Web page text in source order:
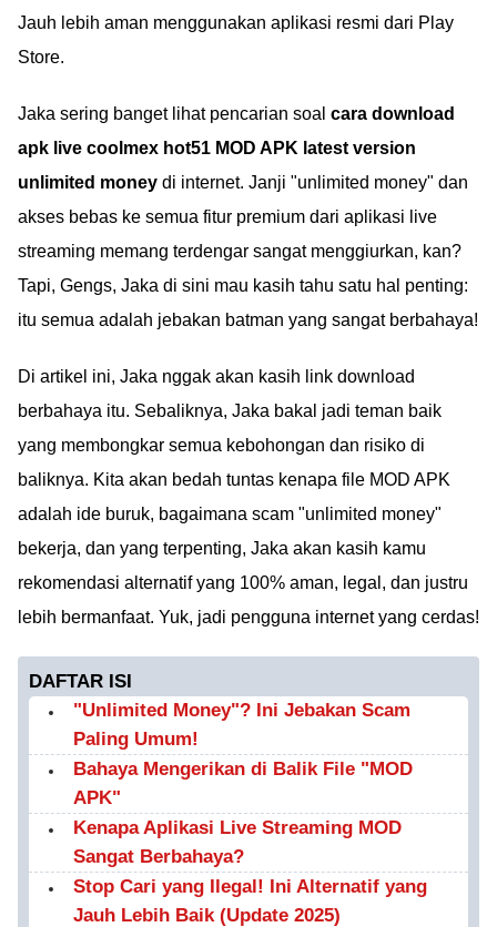
Jauh lebih aman menggunakan aplikasi resmi dari Play
Store.
Jaka sering banget lihat pencarian soal cara download
apk live coolmex hot51 MOD APK latest version
unlimited money di internet. Janji "unlimited money" dan
akses bebas ke semua fitur premium dari aplikasi live
streaming memang terdengar sangat menggiurkan, kan?
Tapi, Gengs, Jaka di sini mau kasih tahu satu hal penting:
itu semua adalah jebakan batman yang sangat berbahaya!
Di artikel ini, Jaka nggak akan kasih link download
berbahaya itu. Sebaliknya, Jaka bakal jadi teman baik
yang membongkar semua kebohongan dan risiko di
baliknya. Kita akan bedah tuntas kenapa file MOD APK
adalah ide buruk, bagaimana scam "unlimited money"
bekerja, dan yang terpenting, Jaka akan kasih kamu
rekomendasi alternatif yang 100% aman, legal, dan justru
lebih bermanfaat. Yuk, jadi pengguna internet yang cerdas!
DAFTAR ISI
"Unlimited Money"? Ini Jebakan Scam
Paling Umum!
Bahaya Mengerikan di Balik File "MOD
APK"
Kenapa Aplikasi Live Streaming MOD
Sangat Berbahaya?
Stop Cari yang Ilegal! Ini Alternatif yang
Jauh Lebih Baik (Update 2025)